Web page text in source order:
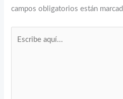
campos obligatorios están